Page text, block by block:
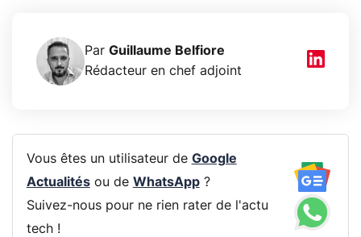
Par Guillaume Belfiore
Rédacteur en chef adjoint
Vous êtes un utilisateur de Google
Actualitésou de WhatsApp?
Suivez-nous pour ne rien rater de l'actu
tech !